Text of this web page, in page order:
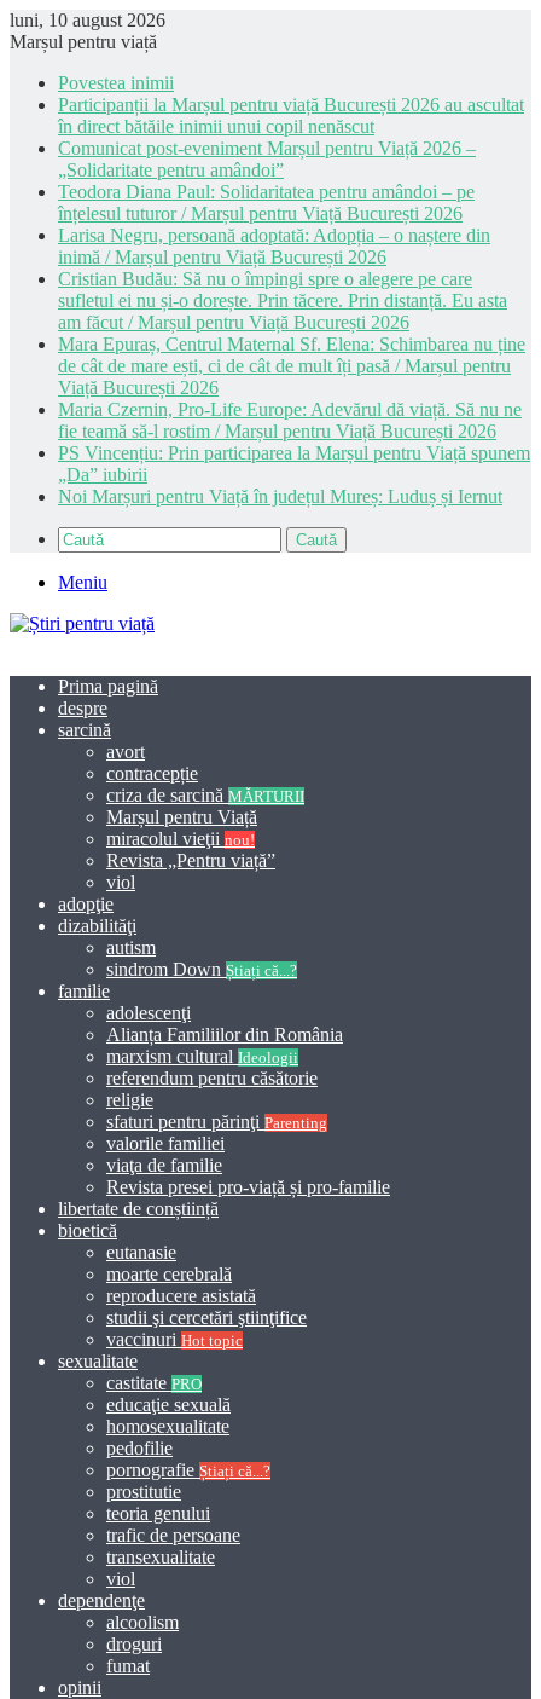
luni, 10 august 2026
Marșul pentru viață
Povestea inimii
Participanții la Marșul pentru viață București 2026 au ascultat
în direct bătăile inimii unui copil nenăscut
Comunicat post-eveniment Marșul pentru Viață 2026 –
„Solidaritate pentru amândoi”
Teodora Diana Paul: Solidaritatea pentru amândoi – pe
înțelesul tuturor / Marșul pentru Viață București 2026
Larisa Negru, persoană adoptată: Adopția – o naștere din
inimă / Marșul pentru Viață București 2026
Cristian Budău: Să nu o împingi spre o alegere pe care
sufletul ei nu și-o dorește. Prin tăcere. Prin distanță. Eu asta
am făcut / Marșul pentru Viață București 2026
Mara Epuraș, Centrul Maternal Sf. Elena: Schimbarea nu ține
de cât de mare ești, ci de cât de mult îți pasă / Marșul pentru
Viață București 2026
Maria Czernin, Pro-Life Europe: Adevărul dă viață. Să nu ne
fie teamă să-l rostim / Marșul pentru Viață București 2026
PS Vincențiu: Prin participarea la Marșul pentru Viață spunem
„Da” iubirii
Noi Marșuri pentru Viață în județul Mureș: Luduș și Iernut
Caută
Meniu
Prima pagină
despre
sarcină
avort
contracepție
criza de sarcină MĂRTURII
Marșul pentru Viață
miracolul vieţii nou!
Revista „Pentru viață”
viol
adopţie
dizabilităţi
autism
sindrom Down Știați că...?
familie
adolescenţi
Alianța Familiilor din România
marxism cultural Ideologii
referendum pentru căsătorie
religie
sfaturi pentru părinţi Parenting
valorile familiei
viaţa de familie
Revista presei pro-viață și pro-familie
libertate de conștiință
bioetică
eutanasie
moarte cerebrală
reproducere asistată
studii şi cercetări ştiinţifice
vaccinuri Hot topic
sexualitate
castitate PRO
educaţie sexuală
homosexualitate
pedofilie
pornografie Știați că...?
prostitutie
teoria genului
trafic de persoane
transexualitate
viol
dependenţe
alcoolism
droguri
fumat
opinii